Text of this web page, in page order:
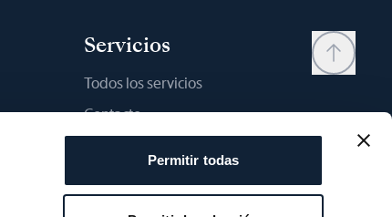
Permitir todas
Servicios
Todos los servicios
Contacto